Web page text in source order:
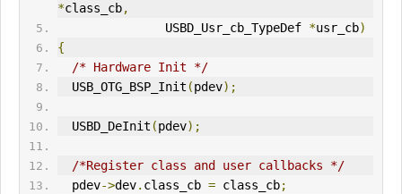
*class_cb,
               USBD_Usr_cb_TypeDef
*usr_cb)
{
/* Hardware Init */
  USB_OTG_BSP_Init
(pdev);
  USBD_DeInit
(pdev);
/*Register class and user callbacks */
  pdev
->dev. class_cb = class_cb;